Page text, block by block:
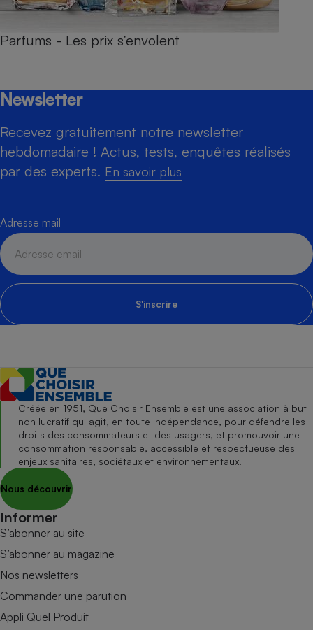
Parfums - Les prix s’envolent
Newsletter
Recevez gratuitement notre newsletter
hebdomadaire ! Actus, tests, enquêtes réalisés
par des experts. En savoir plus
Adresse mail
S'inscrire
Créée en 1951, Que Choisir Ensemble est une association à but
non lucratif qui agit, en toute indépendance, pour défendre les
droits des consommateurs et des usagers, et promouvoir une
consommation responsable, accessible et respectueuse des
enjeux sanitaires, sociétaux et environnementaux.
Nous découvrir
Informer
S’abonner au site
S’abonner au magazine
Nos newsletters
Commander une parution
Appli Quel Produit